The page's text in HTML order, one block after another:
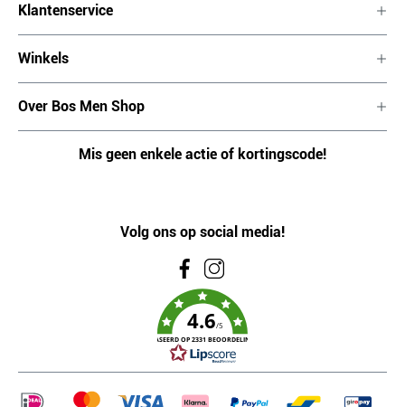
Klantenservice
Winkels
Over Bos Men Shop
Mis geen enkele actie of kortingscode!
Volg ons op social media!
4.6/5
GEBASEERD OP 2331 BEOORDELINGEN